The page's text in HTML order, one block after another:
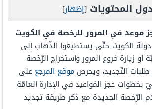
المحتويات [إظهار]
موعد في المرور للرخصة في الكويت
الكويت حتّى يستطيعوا الذّهاب إلى
أو زيارة فروع المرور واستخراج الرّخصة
التّجديد، ويحرص موقع المرجع على
بخطوات حجز المَواعيد في الإدارة العامّة
الرّخصة الجديدة مع ذكر طريقة تجديد